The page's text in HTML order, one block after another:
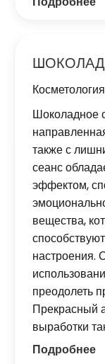
Шоколадное
также с
сеанс
эффектом,
вещества,
настроения.
преодолеть
Прекрасный
выработки
Подробнее